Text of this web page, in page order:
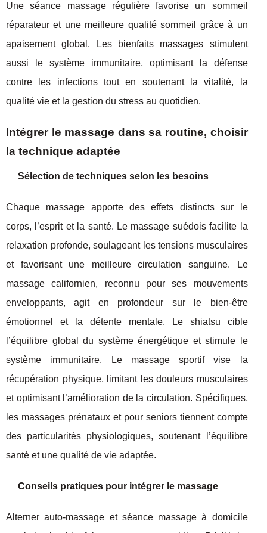
Une séance massage régulière favorise un sommeil
réparateur et une meilleure qualité sommeil grâce à un
apaisement global. Les bienfaits massages stimulent
aussi le système immunitaire, optimisant la défense
contre les infections tout en soutenant la vitalité, la
qualité vie et la gestion du stress au quotidien.
Intégrer le massage dans sa routine, choisir
la technique adaptée
Sélection de techniques selon les besoins
Chaque massage apporte des effets distincts sur le
corps, l’esprit et la santé. Le massage suédois facilite la
relaxation profonde, soulageant les tensions musculaires
et favorisant une meilleure circulation sanguine. Le
massage californien, reconnu pour ses mouvements
enveloppants, agit en profondeur sur le bien-être
émotionnel et la détente mentale. Le shiatsu cible
l’équilibre global du système énergétique et stimule le
système immunitaire. Le massage sportif vise la
récupération physique, limitant les douleurs musculaires
et optimisant l’amélioration de la circulation. Spécifiques,
les massages prénataux et pour seniors tiennent compte
des particularités physiologiques, soutenant l’équilibre
santé et une qualité de vie adaptée.
Conseils pratiques pour intégrer le massage
Alterner auto-massage et séance massage à domicile